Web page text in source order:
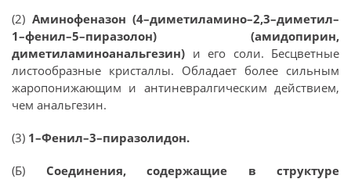
(2) Аминофеназон (4–диметиламино–2,3–диметил–
1–фенил–5–пиразолон) (амидопирин,
диметиламиноанальгезин) и его соли. Бесцветные
листообразные кристаллы. Обладает более сильным
жаропонижающим и антиневралгическим действием,
чем анальгезин.
(3) 1–Фенил–3–пиразолидон.
(Б) Соединения, содержащие в структуре